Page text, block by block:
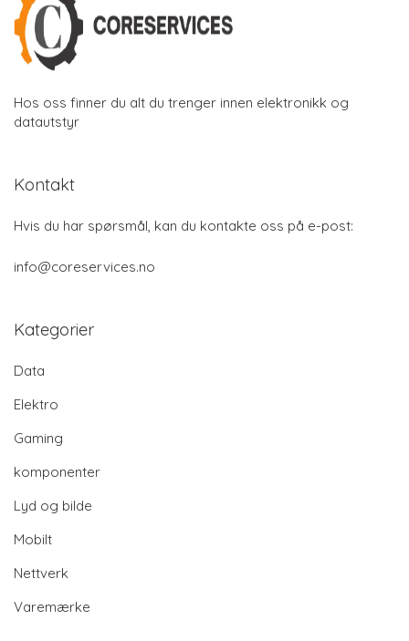
Hos oss finner du alt du trenger innen elektronikk og
datautstyr
Kontakt
Hvis du har spørsmål, kan du kontakte oss på e-post:
info@coreservices.no
Kategorier
Data
Elektro
Gaming
komponenter
Lyd og bilde
Mobilt
Nettverk
Varemærke